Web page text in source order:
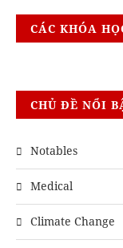
CÁC KHÓA
CHỦ ĐỀ NỔI
Notables
Medical
Climate Change